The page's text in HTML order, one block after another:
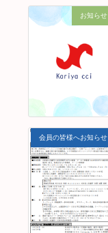
お知らせ
会員の皆様へお知らせ